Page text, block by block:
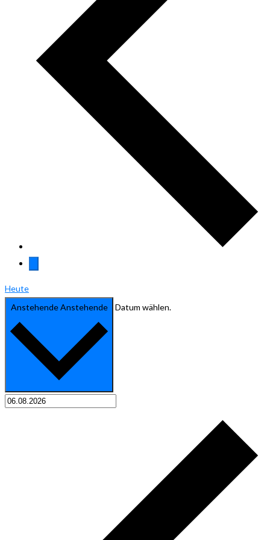
Heute
AnstehendeAnstehende Datum wählen.